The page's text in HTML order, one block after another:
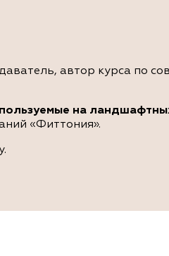
автор курса по
на
«Фиттония».